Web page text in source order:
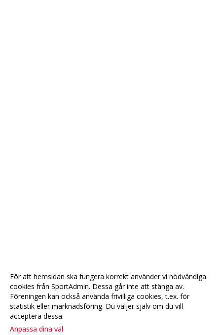
För att hemsidan ska fungera korrekt använder vi nödvändiga
cookies från SportAdmin. Dessa går inte att stänga av.
Föreningen kan också använda frivilliga cookies, t.ex. för
statistik eller marknadsföring. Du väljer själv om du vill
acceptera dessa.
Anpassa dina val